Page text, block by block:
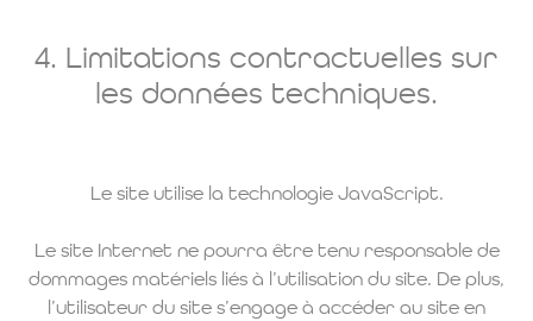
4. Limitations contractuelles sur
les données techniques.
Le site utilise la technologie JavaScript.
Le site Internet ne pourra être tenu responsable de
dommages matériels liés à l’utilisation du site. De plus,
l’utilisateur du site s’engage à accéder au site en